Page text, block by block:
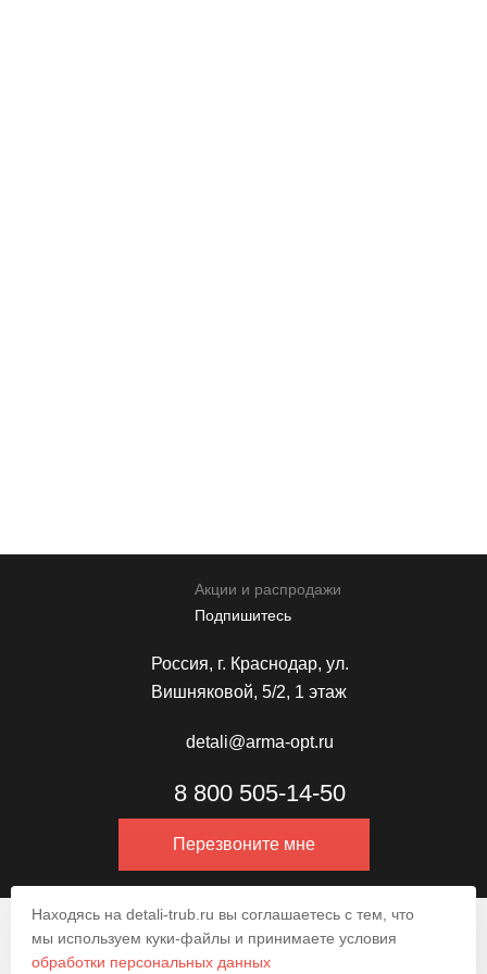
Акции и распродажи
Подпишитесь
Россия, г. Краснодар, ул.
Вишняковой, 5/2, 1 этаж
detali@arma-opt.ru
8 800 505-14-50
Перезвоните мне
Находясь на detali-trub.ru вы соглашаетесь с тем, что
мы используем куки-файлы и принимаете условия
обработки персональных данных